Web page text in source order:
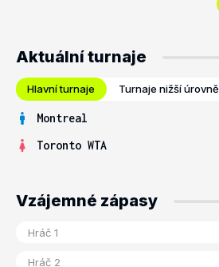
Aktuální turnaje
Hlavní turnaje Turnaje nižší úrovně
Montreal
Toronto WTA
Vzájemné zápasy